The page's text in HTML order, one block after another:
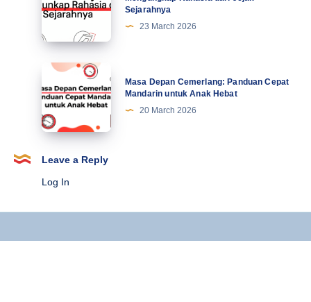
Belajar
Mandarin:
Mengungkap
Rahasia
dari
Jejak
Sejarahnya
Sejarahnya
23 March 2026
Masa
Depan
Cemerlang:
Panduan
Cepat
Mandarin
Hebat
Masa Depan Cemerlang: Panduan Cepat
Mandarin untuk Anak Hebat
20 March 2026
Leave a Reply
Log In